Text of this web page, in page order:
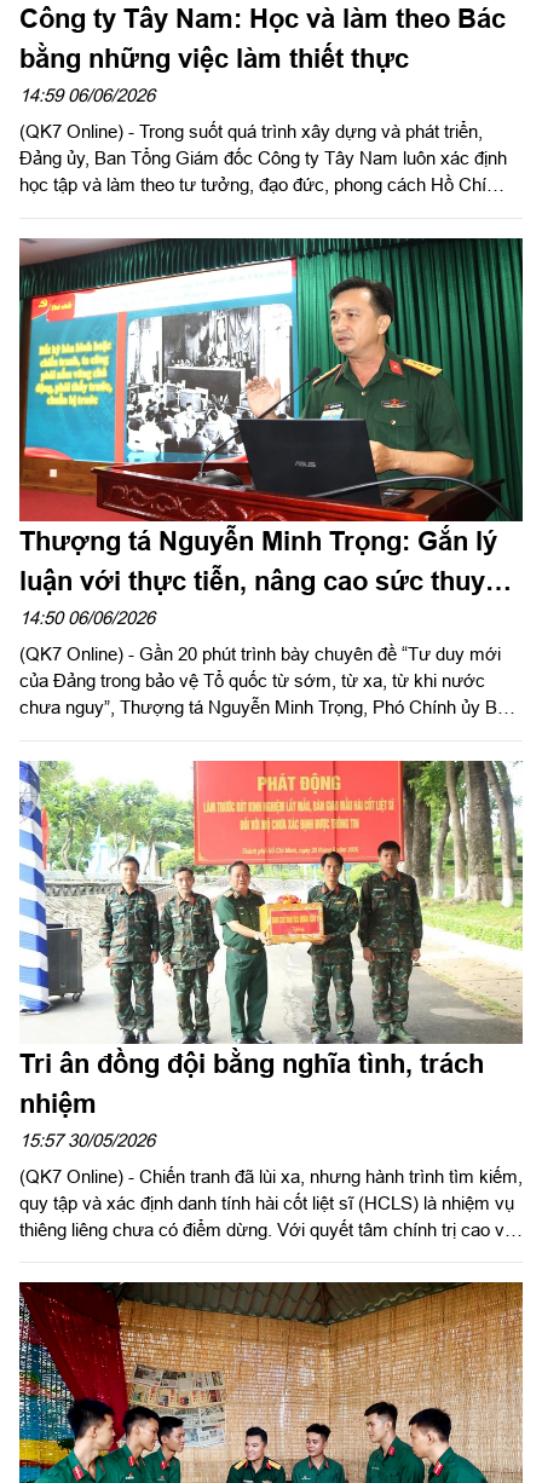
Công ty Tây Nam: Học và làm theo Bác
bằng những việc làm thiết thực
14:59 06/06/2026
(QK7 Online) - Trong suốt quá trình xây dựng và phát triển,
Đảng ủy, Ban Tổng Giám đốc Công ty Tây Nam luôn xác định
học tập và làm theo tư tưởng, đạo đức, phong cách Hồ Chí
sức chiến đấu của tổ chức Đảng, xây dựng doanh nghiệp phát
triển bền vững. Từ nhận thức đến hành động, việc học và làm
theo Bác được cụ thể hóa bằng những mô hình, cách làm sáng
tạo, góp phần hoàn thành xuất sắc nhiệm vụ quốc phòng và sản
xuất, kinh doanh (SXKD).
Thượng tá Nguyễn Minh Trọng: Gắn lý
luận với thực tiễn, nâng cao sức thuyết
phục
14:50 06/06/2026
(QK7 Online) - Gần 20 phút trình bày chuyên đề “Tư duy mới
của Đảng trong bảo vệ Tổ quốc từ sớm, từ xa, từ khi nước
chưa nguy”, Thượng tá Nguyễn Minh Trọng, Phó Chính ủy Ban
Ninh hoàn toàn làm chủ phần thuyết trình. Không phụ thuộc vào
tài liệu, anh dẫn dắt vấn đề bằng lập luận chặt chẽ, kết hợp
nhuần nhuyễn giữa lý luận và thực tiễn. Phần thể hiện thuyết
phục đã giúp anh xuất sắc giành giải Nhất Hội thi Báo cáo viên
giỏi năm 2026 trong LLVT Quân khu.
Tri ân đồng đội bằng nghĩa tình, trách
nhiệm
15:57 30/05/2026
(QK7 Online) - Chiến tranh đã lùi xa, nhưng hành trình tìm kiếm,
quy tập và xác định danh tính hài cốt liệt sĩ (HCLS) là nhiệm vụ
thiêng liêng chưa có điểm dừng. Với quyết tâm chính trị cao và
7 đang triển khai đồng bộ nhiều giải pháp, đẩy mạnh thực hiện
“Chiến dịch 500 ngày đêm tìm kiếm, quy tập và xác định danh
tính HCLS”, quyết tâm đưa các anh hùng liệt sĩ trở về với quê
hương, gia đình, góp phần xoa dịu nỗi đau chiến tranh, đáp ứng
nguyện vọng của thân nhân và Nhân dân.